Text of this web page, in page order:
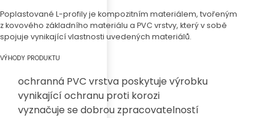
Poplastované L-profilyje kompozitním materiálem, tvořeným
z kovového základního materiálu a PVC vrstvy, který v sobě
spojuje vynikající vlastnosti uvedených materiálů.
VÝHODY PRODUKTU
ochranná PVC vrstva poskytuje výrobku
vynikající ochranu proti korozi
vyznačuje se dobrou zpracovatelností